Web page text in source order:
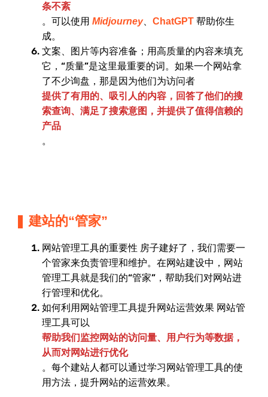
条不紊
。可以使用 Midjourney、 ChatGPT 帮助你生
成。
文案、图片等内容准备；用高质量的内容来填充
它，“质量”是这里最重要的词。如果一个网站拿
了不少询盘，那是因为他们为访问者
提供了有用的、吸引人的内容，回答了他们的搜
索查询、满足了搜索意图，并提供了值得信赖的
产品
。
建站的“管家”
网站管理工具的重要性 房子建好了，我们需要一
个管家来负责管理和维护。在网站建设中，网站
管理工具就是我们的“管家”，帮助我们对网站进
行管理和优化。
如何利用网站管理工具提升网站运营效果 网站管
理工具可以
帮助我们监控网站的访问量、用户行为等数据，
从而对网站进行优化
。每个建站人都可以通过学习网站管理工具的使
用方法，提升网站的运营效果。